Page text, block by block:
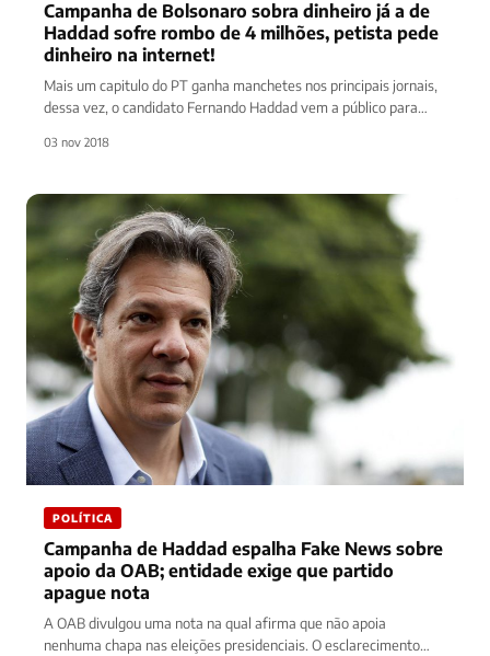
Campanha de Bolsonaro sobra dinheiro já a de
Haddad sofre rombo de 4 milhões, petista pede
dinheiro na internet!
Mais um capitulo do PT ganha manchetes nos principais jornais,
dessa vez, o candidato Fernando Haddad vem a público para…
03 nov 2018
POLÍTICA
Campanha de Haddad espalha Fake News sobre
apoio da OAB; entidade exige que partido
apague nota
A OAB divulgou uma nota na qual afirma que não apoia
nenhuma chapa nas eleições presidenciais. O esclarecimento